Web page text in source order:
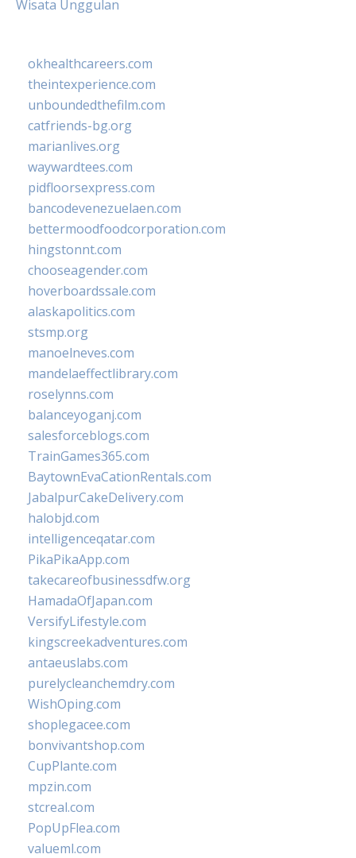
Wisata Unggulan
okhealthcareers.com
theintexperience.com
unboundedthefilm.com
catfriends-bg.org
marianlives.org
waywardtees.com
pidfloorsexpress.com
bancodevenezuelaen.com
bettermoodfoodcorporation.com
hingstonnt.com
chooseagender.com
hoverboardssale.com
alaskapolitics.com
stsmp.org
manoelneves.com
mandelaeffectlibrary.com
roselynns.com
balanceyoganj.com
salesforceblogs.com
TrainGames365.com
BaytownEvaCationRentals.com
JabalpurCakeDelivery.com
halobjd.com
intelligenceqatar.com
PikaPikaApp.com
takecareofbusinessdfw.org
HamadaOfJapan.com
VersifyLifestyle.com
kingscreekadventures.com
antaeuslabs.com
purelycleanchemdry.com
WishOping.com
shoplegacee.com
bonvivantshop.com
CupPlante.com
mpzin.com
stcreal.com
PopUpFlea.com
valueml.com